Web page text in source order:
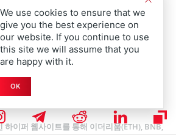
달러(약 359억 3,316만 원) 이상이 모였으며,
이다.
프리세일 현황
19원)
359억 3,316만 원)
하이퍼 웹사이트를 통해 이더리움(ETH), BNB,
We use cookies to ensure that we
give you the best experience on
our website. If you continue to use
this site we will assume that you
are happy with it.
OK